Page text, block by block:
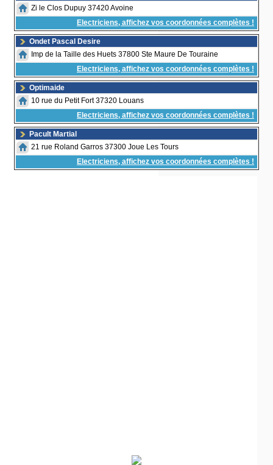
Zi le Clos Dupuy 37420 Avoine
Electriciens, affichez vos coordonnées complètes !
Ondet Pascal Desire
Imp de la Taille des Huets 37800 Ste Maure De Touraine
Electriciens, affichez vos coordonnées complètes !
Optimaide
10 rue du Petit Fort 37320 Louans
Electriciens, affichez vos coordonnées complètes !
Pacult Martial
21 rue Roland Garros 37300 Joue Les Tours
Electriciens, affichez vos coordonnées complètes !